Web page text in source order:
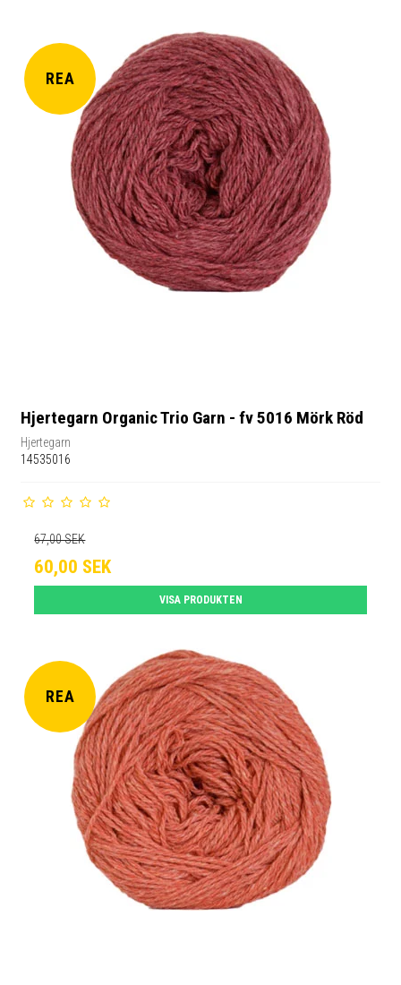
REA
Hjertegarn Organic Trio Garn - fv 5016 Mörk Röd
Hjertegarn
14535016
67,00 SEK
60,00 SEK
VISA PRODUKTEN
REA